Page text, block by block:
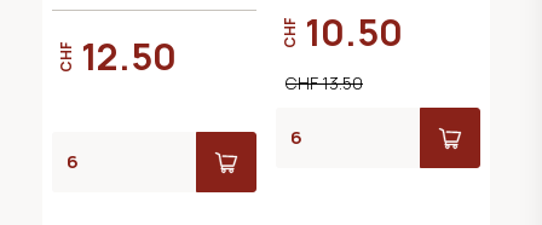
CHF 12.50 CHF 10.50
CHF 13.50